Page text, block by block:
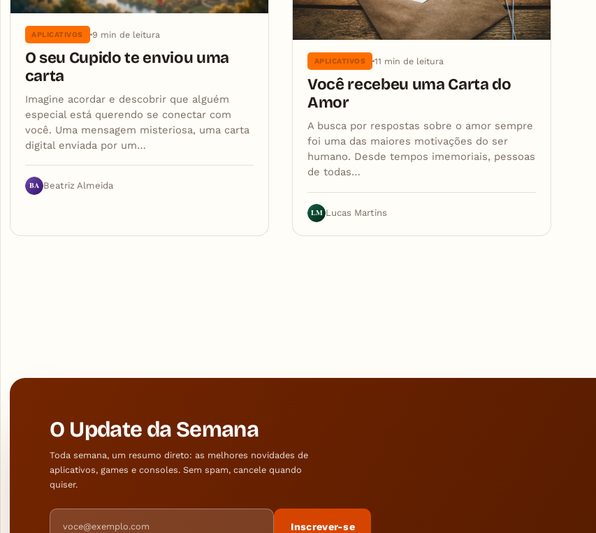
APLICATIVOS 9 min de leitura
O seu Cupido te enviou uma
carta
Imagine acordar e descobrir que alguém
especial está querendo se conectar com
você. Uma mensagem misteriosa, uma carta
digital enviada por um…
BA Beatriz Almeida
APLICATIVOS 11 min de leitura
Você recebeu uma Carta do
Amor
A busca por respostas sobre o amor sempre
foi uma das maiores motivações do ser
humano. Desde tempos imemoriais, pessoas
de todas…
LM Lucas Martins
O Update da Semana
Toda semana, um resumo direto: as melhores novidades de
aplicativos, games e consoles. Sem spam, cancele quando
quiser.
Endereço de e-mail
Inscrever-se